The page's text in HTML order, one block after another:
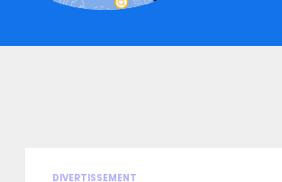
DIVERTISSEMENT